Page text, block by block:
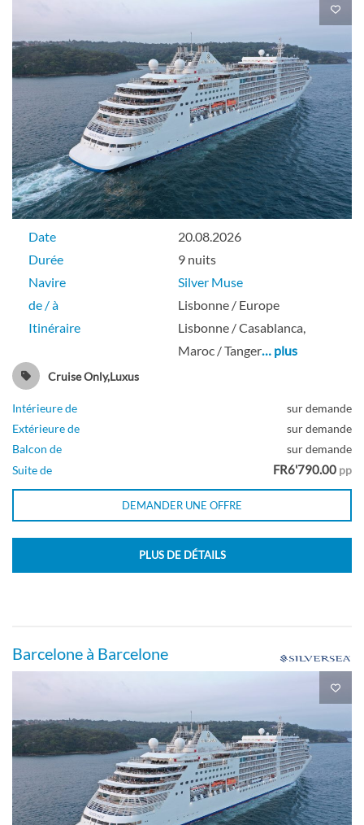
Suite Royale-[R1]
Pont 7
Suite
Suite Royale-[R2]
Suite
Suite Silver-[SL]
Suite supérieure avec véranda-[SV]
Pont 7
Date
20.08.2026
Durée
9 nuits
Navire
Silver Muse
de / à
Lisbonne / Europe
Itinéraire
Lisbonne / Casablanca,
Maroc / Tanger… plus
Cruise Only,Luxus
Intérieure de
sur demande
Extérieure de
sur demande
Balcon de
sur demande
Suite de
FR6'790.00 pp
DEMANDER UNE OFFRE
PLUS DE DÉTAILS
Barcelone à Barcelone